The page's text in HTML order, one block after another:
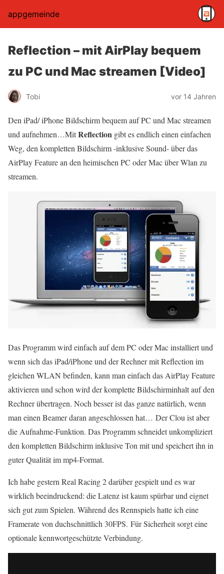
appgemeinde
Reflection – mit AirPlay bequem
zu PC und Mac streamen [Video]
Tobi vor 14 Jahren
Den iPad/ iPhone Bildschirm bequem auf PC und Mac streamen
und aufnehmen…MitReflection gibt es endlich einen einfachen
Weg, den kompletten Bildschirm -inklusive Sound- über das
AirPlay Feature an den heimischen PC oder Mac über Wlan zu
streamen.
Das Programm wird einfach auf dem PC oder Mac installiert und
wenn sich das iPad/iPhone und der Rechner mit Reflection im
gleichen WLAN befinden, kann man einfach das AirPlay Feature
aktivieren und schon wird der komplette Bildschirminhalt auf den
Rechner übertragen. Noch besser ist das ganze natürlich, wenn
man einen Beamer daran angeschlossen hat… Der Clou ist aber
die Aufnahme-Funktion. Das Programm schneidet unkompliziert
den kompletten Bildschirm inklusive Ton mit und speichert ihn in
guter Qualität im mp4-Format.
Ich habe gestern Real Racing 2 darüber gespielt und es war
wirklich beeindruckend: die Latenz ist kaum spürbar und eignet
sich gut zum Spielen. Während des Rennspiels hatte ich eine
Framerate von duchschnittlich 30FPS. Für Sicherheit sorgt eine
optionale kennwortgeschützte Verbindung.